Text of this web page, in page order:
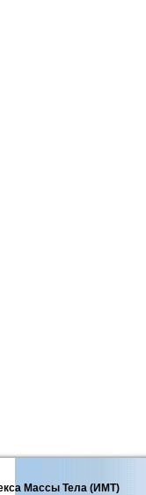
Массы Тела (ИМТ)